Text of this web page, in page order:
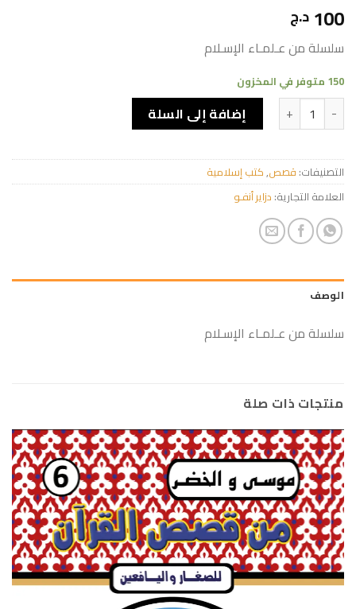
100 د.ج
سلسلة من عـلمـاء الإسـلام
150 متوفر في المخزون
كمية الإمام الشافعيإضافة إلى السلة
التصنيفات: قصص,كتب إسلامية
العلامة التجارية: دزاير أنفـو
الوصف
سلسلة من عـلمـاء الإسـلام
منتجات ذات صلة